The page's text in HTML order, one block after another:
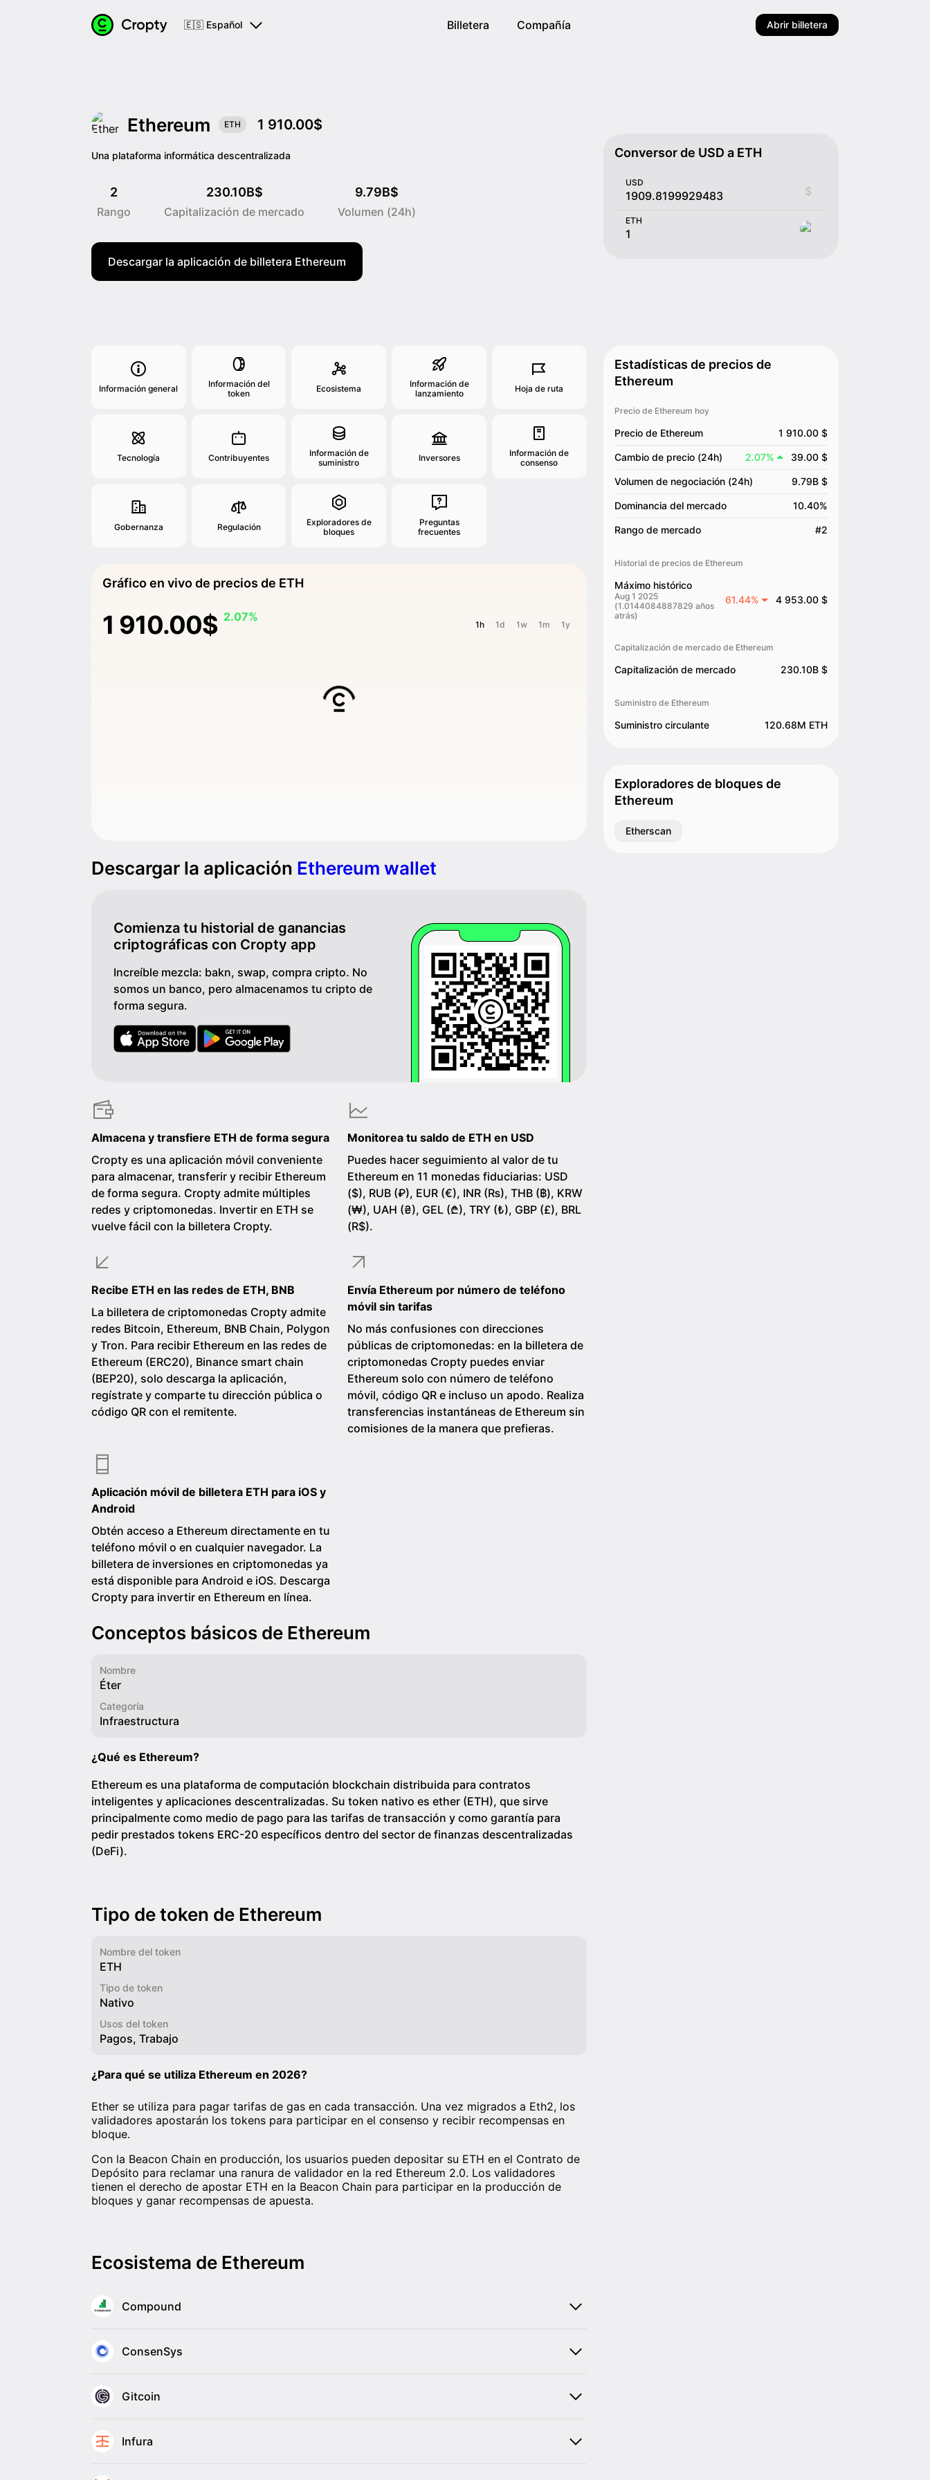
🇪🇸 Español Billetera Compañía Abrir billetera
Ethereum ETH 1 910.00$
Una plataforma informática descentralizada
2
Rango
230.10B$
Capitalización de mercado
9.79B$
Volumen (24h)
Descargar la aplicación de billetera Ethereum
Información general
Información del
token
Ecosistema
Información de
lanzamiento
Hoja de ruta
Tecnología Contribuyentes
Información de
suministro
Inversores
Información de
consenso
Gobernanza Regulación
Exploradores de
bloques
Preguntas
frecuentes
Gráfico en vivo de precios de ETH
1 910.00$ 2.07%
1h 1d 1w 1m 1y
Descargar la aplicación Ethereum wallet
Comienza tu historial de ganancias
criptográficas con Cropty app
Increíble mezcla: bakn, swap, compra cripto. No
somos un banco, pero almacenamos tu cripto de
forma segura.
Almacena y transfiere ETH de forma segura
Cropty es una aplicación móvil conveniente
para almacenar, transferir y recibir Ethereum
de forma segura. Cropty admite múltiples
redes y criptomonedas. Invertir en ETH se
vuelve fácil con la billetera Cropty.
Monitorea tu saldo de ETH en USD
Puedes hacer seguimiento al valor de tu
Ethereum en 11 monedas fiduciarias: USD
($), RUB (₽), EUR (€), INR (₨), THB (฿), KRW
(₩), UAH (₴), GEL (₾), TRY (₺), GBP (£), BRL
(R$).
Recibe ETH en las redes de ETH, BNB
La billetera de criptomonedas Cropty admite
redes Bitcoin, Ethereum, BNB Chain, Polygon
y Tron. Para recibir Ethereum en las redes de
Ethereum (ERC20), Binance smart chain
(BEP20), solo descarga la aplicación,
regístrate y comparte tu dirección pública o
código QR con el remitente.
Envía Ethereum por número de teléfono
móvil sin tarifas
No más confusiones con direcciones
públicas de criptomonedas: en la billetera de
criptomonedas Cropty puedes enviar
Ethereum solo con número de teléfono
móvil, código QR e incluso un apodo. Realiza
transferencias instantáneas de Ethereum sin
comisiones de la manera que prefieras.
Aplicación móvil de billetera ETH para iOS y
Android
Obtén acceso a Ethereum directamente en tu
teléfono móvil o en cualquier navegador. La
billetera de inversiones en criptomonedas ya
está disponible para Android e iOS. Descarga
Cropty para invertir en Ethereum en línea.
Conceptos básicos de Ethereum
Nombre
Éter
Categoría
Infraestructura
¿Qué es Ethereum?
Ethereum es una plataforma de computación blockchain distribuida para contratos
inteligentes y aplicaciones descentralizadas. Su token nativo es ether (ETH), que sirve
principalmente como medio de pago para las tarifas de transacción y como garantía para
pedir prestados tokens ERC-20 específicos dentro del sector de finanzas descentralizadas
(DeFi).
Tipo de token de Ethereum
Nombre del token
ETH
Tipo de token
Nativo
Usos del token
Pagos, Trabajo
¿Para qué se utiliza Ethereum en 2026?
Ether se utiliza para pagar tarifas de gas en cada transacción. Una vez migrados a Eth2, los
validadores apostarán los tokens para participar en el consenso y recibir recompensas en
bloque.
Con la Beacon Chain en producción, los usuarios pueden depositar su ETH en el Contrato de
Depósito para reclamar una ranura de validador en la red Ethereum 2.0. Los validadores
tienen el derecho de apostar ETH en la Beacon Chain para participar en la producción de
bloques y ganar recompensas de apuesta.
Ecosistema de Ethereum
Compound
ConsenSys
Gitcoin
Infura
Conversor de USD a ETH
USD
$
ETH
Estadísticas de precios de
Ethereum
Precio de Ethereum hoy
Precio de Ethereum 1 910.00 $
Cambio de precio (24h) 2.07% 39.00 $
Volumen de negociación (24h) 9.79B $
Dominancia del mercado 10.40%
Rango de mercado #2
Historial de precios de Ethereum
Máximo histórico
Aug 1 2025
(1.0144084887829 años
atrás)
61.44% 4 953.00 $
Capitalización de mercado de Ethereum
Capitalización de mercado 230.10B $
Suministro de Ethereum
Suministro circulante 120.68M ETH
Exploradores de bloques de
Ethereum
Etherscan